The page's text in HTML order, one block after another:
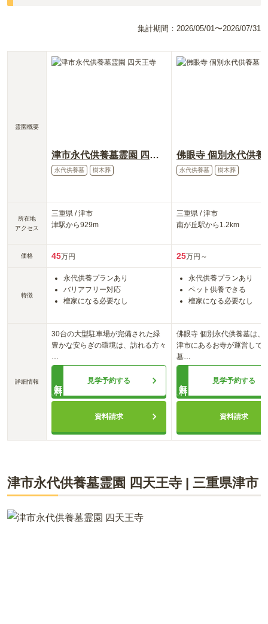
集計期間： 2026/05/01〜2026/07/31
霊園概要
所在地
アクセス
価格
特徴
詳細情報
津市永代供養墓霊園 四天王寺
永代供養墓 樹木葬
三重県 /津市
津駅から929m
45万円
永代供養プランあり
バリアフリー対応
檀家になる必要なし
30台の大型駐車場が完備された緑
豊かな安らぎの環境は、訪れる方々
見学予約する
資料請求
佛眼寺 個別永代供養
永代供養墓 樹木葬
三重県 /津市
南が丘駅から 1.2km
25万円～
永代供養プランあり
ペット供養できる
檀家になる必要なし
佛眼寺 個別永代供養墓は、
津市にあるお寺が運営して
墓
見学予約する
資料請求
津市永代供養墓霊園 四天王寺 | 三重県津市